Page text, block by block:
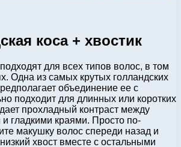
коса + хвостик
для всех типов волос, в том
Одна из самых крутых голландских
объединение ее с
подходит для длинных или коротких
прохладный контраст между
и гладкими краями. Просто по-
макушку волос спереди назад и
хвост вместе с остальными